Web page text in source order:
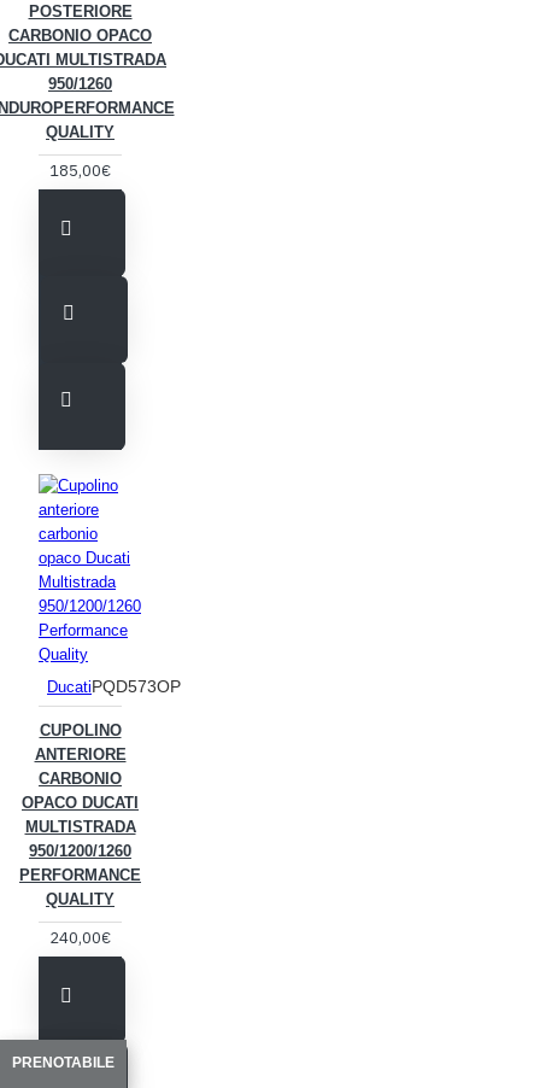
PRENOTABILE
POSTERIORE
CARBONIO OPACO
MULTISTRADA
950/1260
QUALITY
185,00€
DucatiPQD573OP
CUPOLINO
ANTERIORE
CARBONIO
OPACO DUCATI
MULTISTRADA
950/1200/1260
PERFORMANCE
QUALITY
240,00€
PRENOTABILE